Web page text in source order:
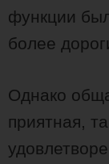
функции
более
Однако
приятная,